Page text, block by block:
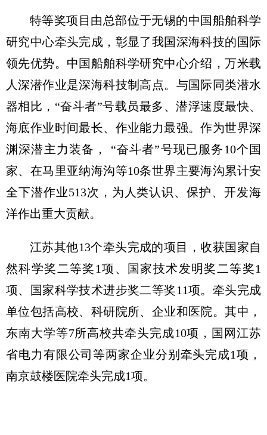
特等奖项目由总部位于无锡的中国船舶科学
研究中心牵头完成，彰显了我国深海科技的国际
领先优势。中国船舶科学研究中心介绍，万米载
人深潜作业是深海科技制高点。与国际同类潜水
器相比，“奋斗者”号载员最多、潜浮速度最快、
海底作业时间最长、作业能力最强。作为世界深
渊深潜主力装备， “奋斗者”号现已服务10个国
家、在马里亚纳海沟等10条世界主要海沟累计安
全下潜作业513次，为人类认识、保护、开发海
洋作出重大贡献。
江苏其他13个牵头完成的项目，收获国家自
然科学奖二等奖1项、国家技术发明奖二等奖1
项、国家科学技术进步奖二等奖11项。牵头完成
单位包括高校、科研院所、企业和医院。其中，
东南大学等7所高校共牵头完成10项，国网江苏
省电力有限公司等两家企业分别牵头完成1项，
南京鼓楼医院牵头完成1项。